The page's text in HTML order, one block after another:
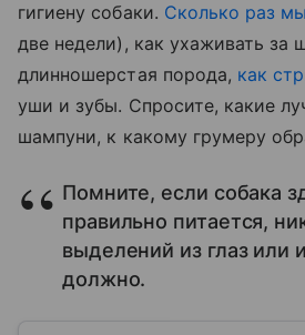
гигиену собаки. Сколько раз
две недели), как ухаживать за
длинношерстая порода, как
уши и зубы. Спросите, какие
шампуни, к какому грумеру
Помните, если собака
правильно питается,
выделений из глаз или
должно.